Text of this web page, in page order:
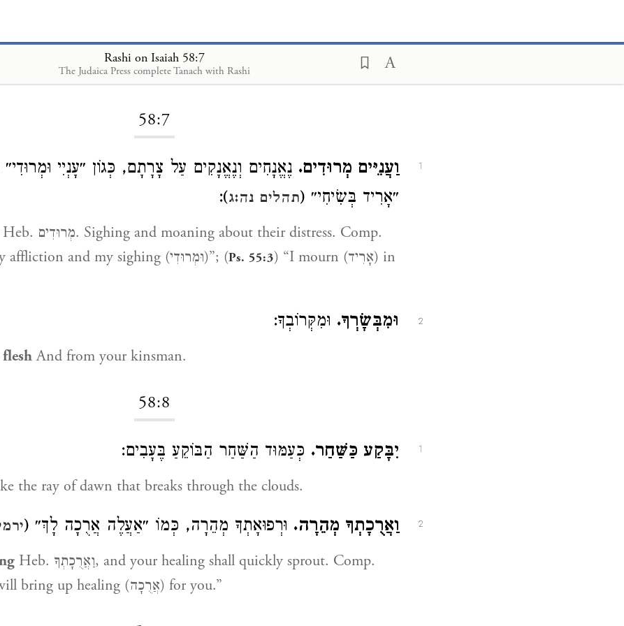
Rashi on Isaiah 58:7
The Judaica Press complete Tanach with Rashi
Loading...
58:7
1 וַעֲנִיִּים מְרוּדִים. נֶאֱנָחִים וְנֶאֱנָקִים עַל צָרָתָם, כְּגוֹן ״עָנְיִי
״אָרִיד בְּשִׂיחִי״ (תהלים נה:ג):
Heb. מְרוּדִים. Sighing and moaning about their distress. Comp.
) “my affliction and my sighing (וּמְרוּדִי)”; (Ps. 55:3) “I mourn (אָרִיד) in
2 וּמִבְּשָׂרְךָ. וּמִקְּרוֹבְךָ:
And from your kinsman.
58:8
1 יִבָּקַע כַּשַּׁחַר. כְּעַמּוּד הַשַּׁחַר הַבּוֹקֵעַ בֶּעָבִים:
the ray of dawn that breaks through the clouds.
2 וַאֲרֻכָתְךָ מְהֵרָה. וּרְפוּאָתְךָ מְהֵרָה, כְּמוֹ ״אַעֲלֶה אֲרֻכָה לָךְ״ (
Heb. וַאֲרֻכָתְךָ, and your healing shall quickly sprout. Comp.
) “I will bring up healing (אֲרֻכָה) for you.”